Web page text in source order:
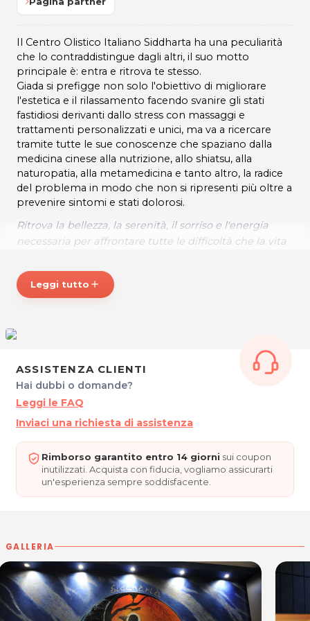
Il Centro Olistico Italiano Siddharta ha una peculiarità
che lo contraddistingue dagli altri, il suo motto
principale è: entra e ritrova te stesso.
Giada si prefigge non solo l'obiettivo di migliorare
l'estetica e il rilassamento facendo svanire gli stati
fastidiosi derivanti dallo stress con massaggi e
trattamenti personalizzati e unici, ma va a ricercare
tramite tutte le sue conoscenze che spaziano dalla
medicina cinese alla nutrizione, allo shiatsu, alla
naturopatia, alla metamedicina e tanto altro, la radice
del problema in modo che non si ripresenti più oltre a
prevenire sintomi e stati dolorosi.
Ritrova la bellezza, la serenità, il sorriso e l'energia
necessaria per affrontare tutte le difficoltà che la vita
* Prezzi di listino verificati in data 17/02/2023
Via Regina Elena, 7
33030 Campoformido - Loc. Basaldella (UD)
Tel. 380 1945921
modalità di acquisto scrivi a
posta@espevia.it
Leggi tutto add
ASSISTENZA CLIENTI
Hai dubbi o domande?
Leggi le FAQ
Inviaci una richiesta di assistenza
Rimborso garantito entro 14 giorni sui coupon
inutilizzati. Acquista con fiducia, vogliamo assicurarti
un'esperienza sempre soddisfacente.
GALLERIA